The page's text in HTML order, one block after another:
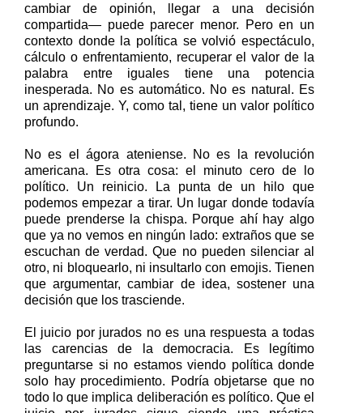
cambiar de opinión, llegar a una decisión
compartida— puede parecer menor. Pero en un
contexto donde la política se volvió espectáculo,
cálculo o enfrentamiento, recuperar el valor de la
palabra entre iguales tiene una potencia
inesperada. No es automático. No es natural. Es
un aprendizaje. Y, como tal, tiene un valor político
profundo.
No es el ágora ateniense. No es la revolución
americana. Es otra cosa: el minuto cero de lo
político. Un reinicio. La punta de un hilo que
podemos empezar a tirar. Un lugar donde todavía
puede prenderse la chispa. Porque ahí hay algo
que ya no vemos en ningún lado: extraños que se
escuchan de verdad. Que no pueden silenciar al
otro, ni bloquearlo, ni insultarlo con emojis. Tienen
que argumentar, cambiar de idea, sostener una
decisión que los trasciende.
El juicio por jurados no es una respuesta a todas
las carencias de la democracia.
Es legítimo
preguntarse si no estamos viendo política donde
solo hay procedimiento. Podría objetarse que no
todo lo que implica deliberación es político. Que el